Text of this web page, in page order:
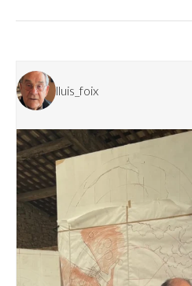
lluis_foix